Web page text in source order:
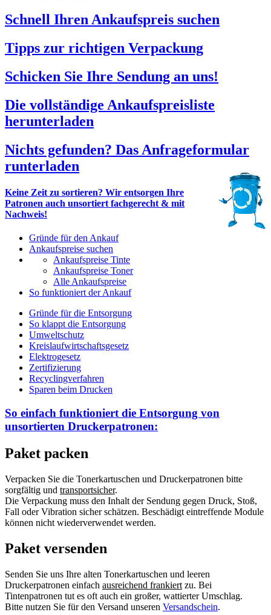
Schnell Ihren Ankaufspreis suchen
Tipps zur richtigen Verpackung
Schicken Sie Ihre Sendung an uns!
Die vollständige Ankaufspreisliste
herunterladen
Nichts gefunden? Das Anfrageformular
runterladen
Keine Zeit zu sortieren? Wir entsorgen Ihre
Patronen auch unsortiert fachgerecht & mit
Nachweis!
Gründe für den Ankauf
Ankaufspreise suchen
Ankaufspreise Tinte
Ankaufspreise Toner
Alle Ankaufspreise
So funktioniert der Ankauf
Gründe für die Entsorgung
So klappt die Entsorgung
Umweltschutz
Kreislaufwirtschaftsgesetz
Elektrogesetz
Zertifizierung
Recyclingverfahren
Sparen beim Drucken
So einfach funktioniert die Entsorgung von
unsortierten Druckerpatronen:
Paket packen
Verpacken Sie die Tonerkartuschen und Druckerpatronen bitte
sorgfältig und transportsicher.
Die Verpackung muss den Inhalt der Sendung gegen Druck, Stoß,
Fall oder Vibration sicher schätzen. Beschädigt eintreffende Module
können nicht wiederverwendet werden.
Paket versenden
Senden Sie uns Ihre alten Tonerkartuschen und leeren
Druckerpatronen einfach ausreichend frankiert zu. Bei
Tintenpatronen tut es oft auch ein großer, wattierter Umschlag.
Bitte nutzen Sie für den Versand unseren Versandschein.